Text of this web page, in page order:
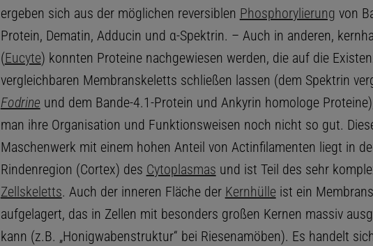
ergeben sich aus der möglichen reversiblen Phosphorylierung von
Protein, Dematin, Adducin und α-Spektrin. – Auch in anderen,
(Eucyte) konnten Proteine nachgewiesen werden, die auf die
vergleichbaren Membranskeletts schließen lassen (dem Spektrin
Fodrine und dem Bande-4.1-Protein und Ankyrin homologe
man ihre Organisation und Funktionsweisen noch nicht so gut.
Maschenwerk mit einem hohen Anteil von Actinfilamenten liegt in
Rindenregion (Cortex) des Cytoplasmas und ist Teil des sehr
Zellskeletts. Auch der inneren Fläche der Kernhülleist ein
aufgelagert, das in Zellen mit besonders großen Kernen massiv
kann (z.B. „Honigwabenstruktur“ bei Riesenamöben). Es handelt